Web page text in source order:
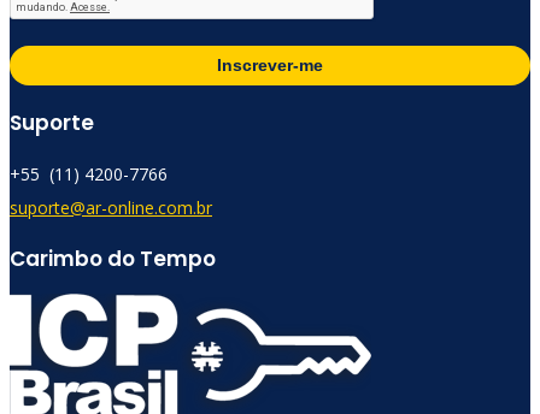
Inscrever-me
Suporte
+55 (11) 4200-7766​
suporte@ar-online.com.br
Carimbo do Tempo